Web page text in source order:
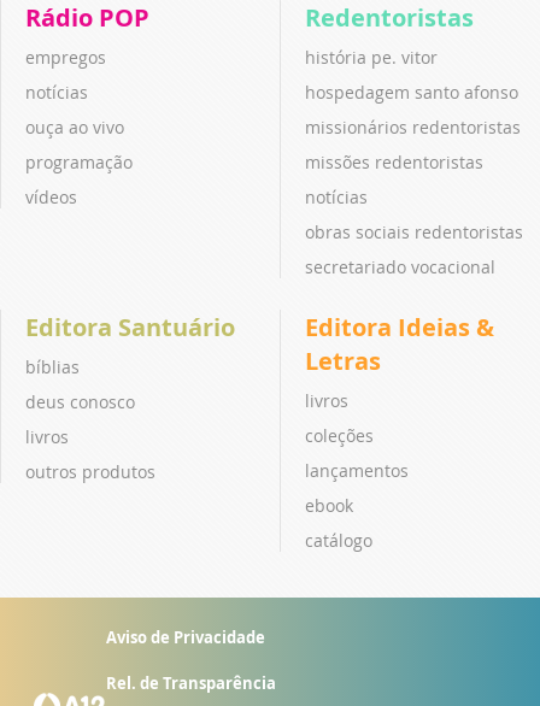
Rádio POP
empregos
notícias
ouça ao vivo
programação
vídeos
Redentoristas
história pe. vitor
hospedagem santo afonso
missionários redentoristas
missões redentoristas
notícias
obras sociais redentoristas
secretariado vocacional
Editora Santuário
bíblias
deus conosco
livros
outros produtos
Editora Ideias &
Letras
livros
coleções
lançamentos
ebook
catálogo
Aviso de Privacidade
Rel. de Transparência